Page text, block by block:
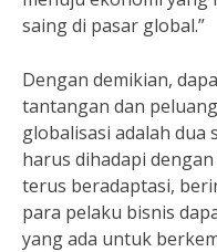
saing di pasar global.”
Dengan demikian,
tantangan dan
globalisasi adalah dua
harus dihadapi
terus beradaptasi,
para pelaku bisnis
yang ada untuk